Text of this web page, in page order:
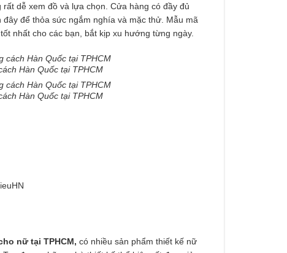
dễ xem đồ và lựa chọn. Cửa hàng có đầy đủ
để thỏa sức ngắm nghía và mặc thử. Mẫu mã
nhất cho các bạn, bắt kịp xu hướng từng ngày.
Hàn Quốc tại TPHCM
Hàn Quốc tại TPHCM
nữ tại TPHCM, có nhiều sản phẩm thiết kế nữ